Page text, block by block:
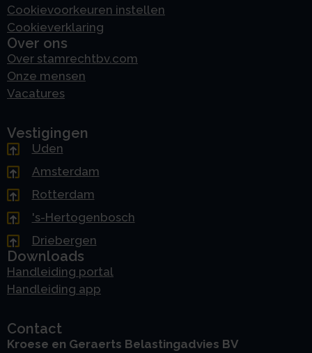
Cookievoorkeuren instellen
Cookieverklaring
Over ons
Over stamrechtbv.com
Onze mensen
Vacatures
Vestigingen
Uden
Amsterdam
Rotterdam
's-Hertogenbosch
Driebergen
Downloads
Handleiding portal
Handleiding app
Contact
Kroese en Geraerts Belastingadvies BV